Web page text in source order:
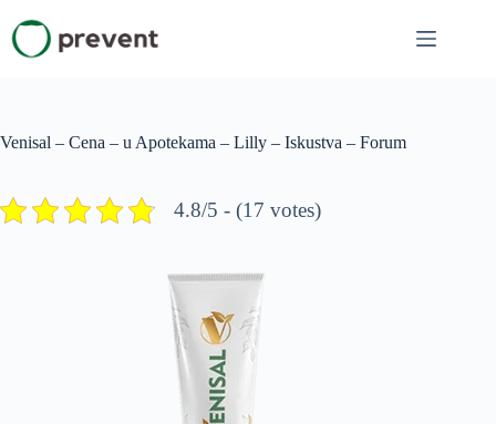
content
Venisal – Cena – u Apotekama – Lilly – Iskustva – Forum
4.8/5 - (17 votes)